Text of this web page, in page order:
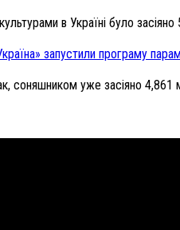
в Україні було
запустили програму
соняшником уже засіяно